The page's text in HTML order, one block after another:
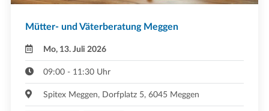
Mütter- und Väterberatung Meggen
Mo, 13. Juli 2026
09:00 - 11:30 Uhr
Spitex Meggen, Dorfplatz 5, 6045 Meggen